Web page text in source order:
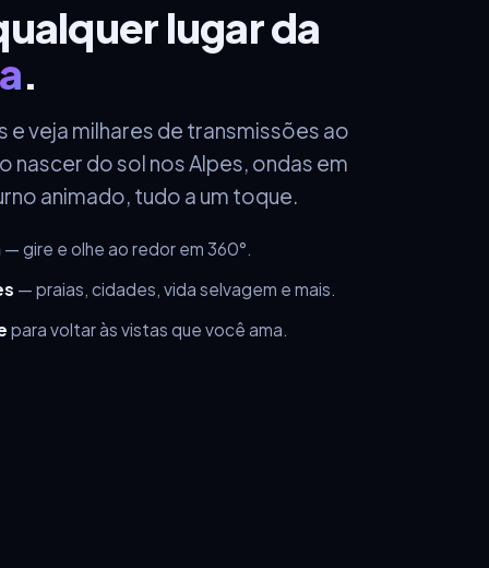
lugar da
.
e veja milhares de transmissões ao
nascer do sol nos Alpes, ondas em
animado, tudo a um toque.
— gire e olhe ao redor em 360°.
— praias, cidades, vida selvagem e mais.
para voltar às vistas que você ama.